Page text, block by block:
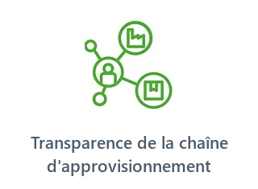
Transparence de la chaîne
d'approvisionnement